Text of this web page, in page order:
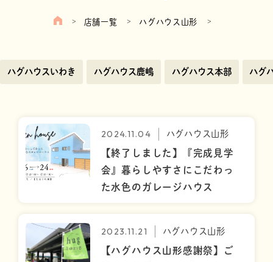
店舗一覧 ハグハウス山形
ハグハウスいわき ハグハウス鹿嶋 ハグハウス本部 ハグ
2024.11.04 ハグハウス山形
【終了しました】『完成見学
会』暮らしやすさにこだわっ
た水色のガレージハウス
2023.11.21 ハグハウス山形
【ハグハウス山形感謝祭】ご